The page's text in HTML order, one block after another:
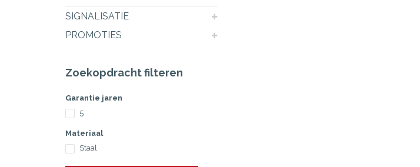
SIGNALISATIE
PROMOTIES
Zoekopdracht filteren
Garantie jaren
5
Materiaal
Staal